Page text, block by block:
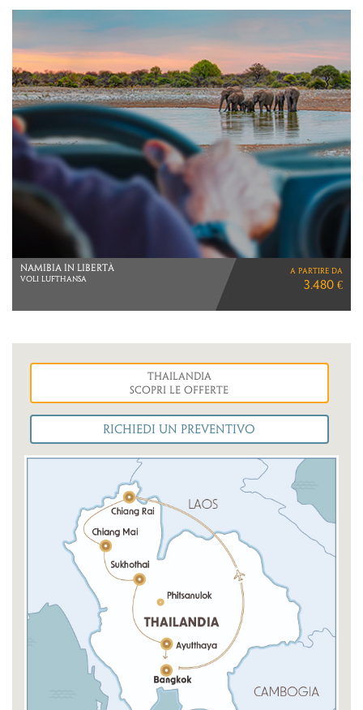
NAMIBIA IN LIBERTà
VOLI LUFTHANSA
a partire da
3.480 €
Thailandia
Scopri le Offerte